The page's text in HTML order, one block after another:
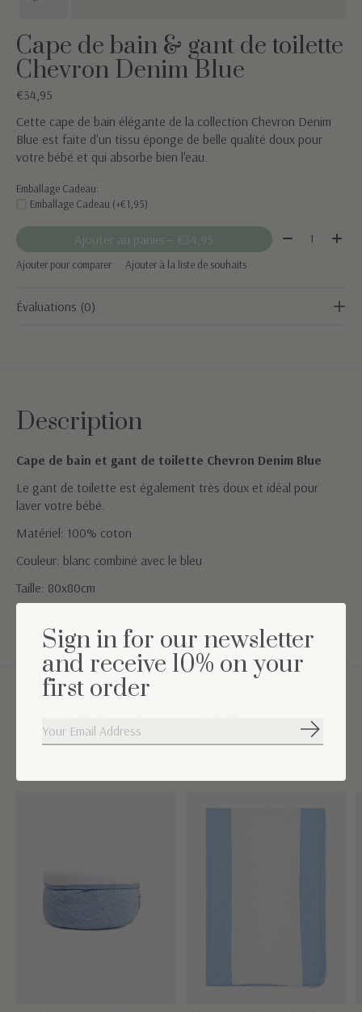
Cape de bain & gant de toilette
Chevron Denim Blue
€34,95
Cette cape de bain élégante de la collection Chevron Denim
Blue est faite d'un tissu éponge de belle qualité doux pour
votre bébé et qui absorbe bien l'eau.
Emballage Cadeau:
Emballage Cadeau (+€1,95)
Ajouter au panier — €34,95 Quantité:
Ajouter pour comparer Ajouter à la liste de souhaits
Évaluations (0)
Description
Cape de bain et gant de toilette Chevron Denim Blue
Le gant de toilette est également très doux et idéal pour
laver votre bébé.
Matériel: 100% coton
Couleur: blanc combiné avec le bleu
Taille: 80x80cm
Complétez l'ensemble
Sign in for our newsletter
and receive 10% on your
first order
S'abonner